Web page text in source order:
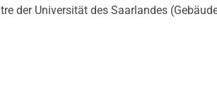
der Universität des Saarlandes